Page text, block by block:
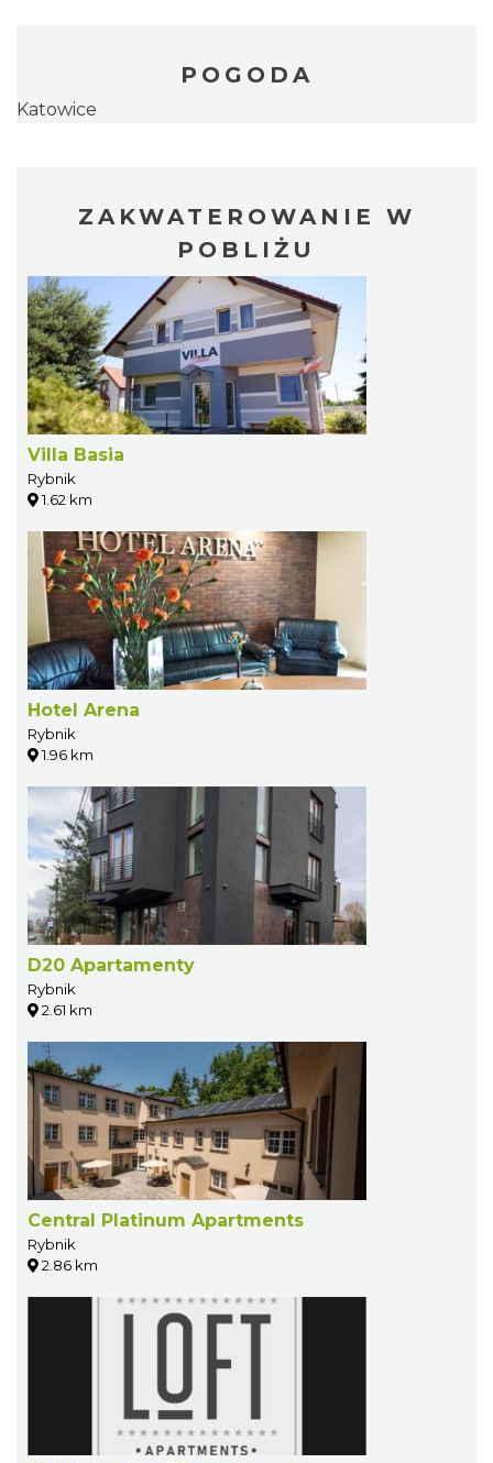
POGODA
Katowice
ZAKWATEROWANIE W
POBLIŻU
Villa Basia
Rybnik
1.62 km
Hotel Arena
Rybnik
1.96 km
D20 Apartamenty
Rybnik
2.61 km
Central Platinum Apartments
Rybnik
2.86 km